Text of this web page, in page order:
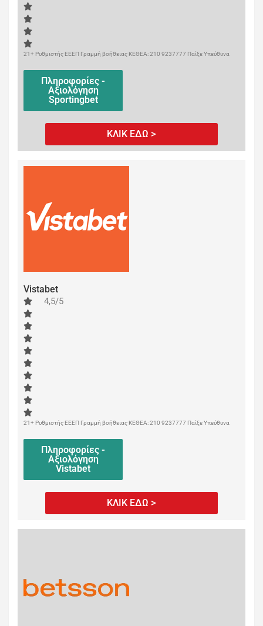
21+ Ρυθμιστής ΕΕΕΠ Γραμμή βοήθειας ΚΕΘΕΑ: 210 9237777 Παίξε Υπεύθυνα
Πληροφορίες -
Αξιολόγηση
Sportingbet
ΚΛΙΚ ΕΔΩ >
Vistabet
4,5/5
21+ Ρυθμιστής ΕΕΕΠ Γραμμή βοήθειας ΚΕΘΕΑ: 210 9237777 Παίξε Υπεύθυνα
Πληροφορίες -
Αξιολόγηση
Vistabet
ΚΛΙΚ ΕΔΩ >